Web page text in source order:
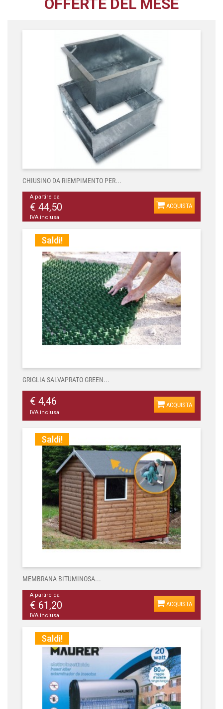
OFFERTE DEL MESE
CHIUSINO DA RIEMPIMENTO PER...
A partire da
€ 44,50
IVA inclusa
ACQUISTA
Saldi!
GRIGLIA SALVAPRATO GREEN...
€ 4,46
IVA inclusa
ACQUISTA
Saldi!
MEMBRANA BITUMINOSA...
A partire da
€ 61,20
IVA inclusa
ACQUISTA
Saldi!